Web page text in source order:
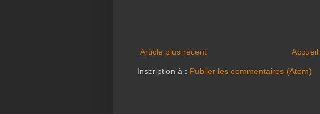
Article plus récent Accueil
Inscription à : Publier les commentaires (Atom)